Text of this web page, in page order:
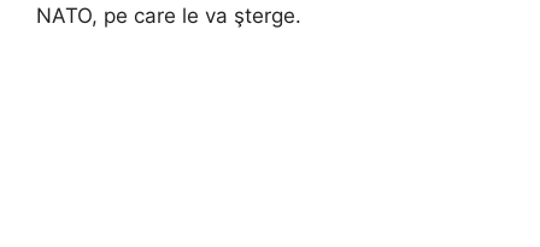
NATO, pe care le va şterge.